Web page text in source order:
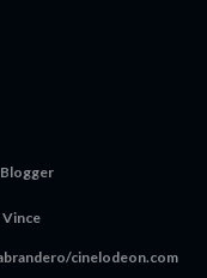
cinelodeon.com